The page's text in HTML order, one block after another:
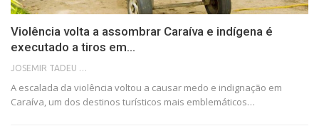
Violência volta a assombrar Caraíva e indígena é
executado a tiros em…
JOSEMIR TADEU FONSECA
A escalada da violência voltou a causar medo e indignação em
Caraíva, um dos destinos turísticos mais emblemáticos…